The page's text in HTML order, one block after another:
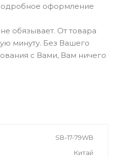
оформление
обязывает. От товара
минуту. Без Вашего
с Вами, Вам ничего
SB-17-79WB
Китай